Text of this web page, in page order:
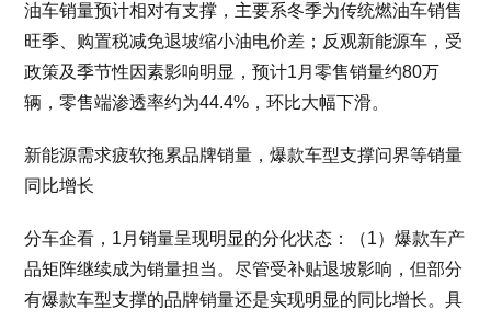
油车销量预计相对有支撑，主要系冬季为传统燃油车销售
旺季、购置税减免退坡缩小油电价差；反观新能源车，受
政策及季节性因素影响明显，预计1月零售销量约80万
辆，零售端渗透率约为44.4%，环比大幅下滑。
新能源需求疲软拖累品牌销量，爆款车型支撑问界等销量
同比增长
分车企看，1月销量呈现明显的分化状态：（1）爆款车产
品矩阵继续成为销量担当。尽管受补贴退坡影响，但部分
有爆款车型支撑的品牌销量还是实现明显的同比增长。具